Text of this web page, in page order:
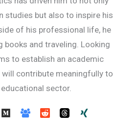
studies but also to inspire his
of his professional life, he
books and traveling. Looking
to establish an academic
contribute meaningfully to
sector.